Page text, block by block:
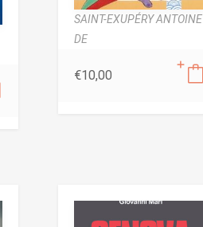
SAINT-EXUPÉRY ANTOINE
DE
€10,00